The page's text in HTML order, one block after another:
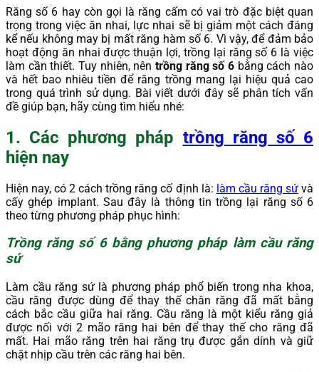
Răng số 6 hay còn gọi là răng cấm có vai trò đặc biệt quan
trọng trong việc ăn nhai, lực nhai sẽ bị giảm một cách đáng
kể nếu không may bị mất răng hàm số 6. Vì vậy, để đảm bảo
hoạt động ăn nhai được thuận lợi, trồng lại răng số 6 là việc
làm cần thiết. Tuy nhiên, nên trồng răng số 6 bằng cách nào
và hết bao nhiêu tiền để răng trồng mang lại hiệu quả cao
trong quá trình sử dụng. Bài viết dưới đây sẽ phân tích vấn
đề giúp bạn, hãy cùng tìm hiểu nhé:
1. Các phương pháp trồng răng số 6
hiện nay
Hiện nay, có 2 cách trồng răng cố định là: làm cầu răng sứvà
cấy ghép implant. Sau đây là thông tin trồng lại răng số 6
theo từng phương pháp phục hình:
Trồng răng số 6 bằng phương pháp làm cầu răng
sứ
Làm cầu răng sứ là phương pháp phổ biến trong nha khoa,
cầu răng được dùng để thay thế chân răng đã mất bằng
cách bắc cầu giữa hai răng. Cầu răng là một kiểu răng giả
được nối với 2 mão răng hai bên để thay thế cho răng đã
mất. Hai mão răng trên hai răng trụ được gắn dính và giữ
chặt nhịp cầu trên các răng hai bên.